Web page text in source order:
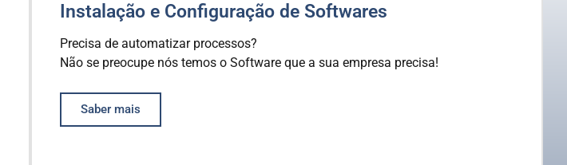
Instalação e Configuração de Softwares
Precisa de automatizar processos?
Não se preocupe nós temos o Software que a sua empresa precisa!
Saber mais